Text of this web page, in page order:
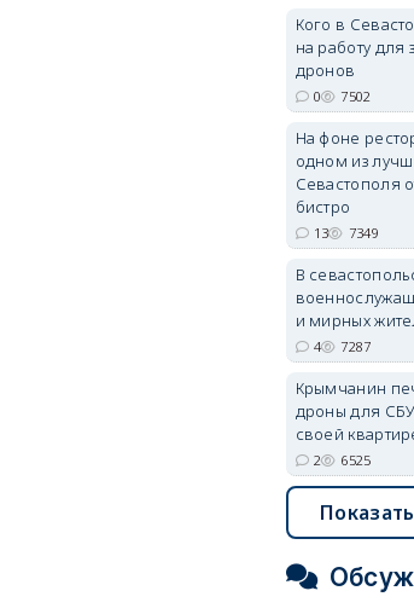
Кого в
на работу для
дронов
0 7502
На фоне
одном из
Севастополя
бистро
13 7349
В
и мирных
4 7287
Крымчанин
дроны для
своей
2 6525